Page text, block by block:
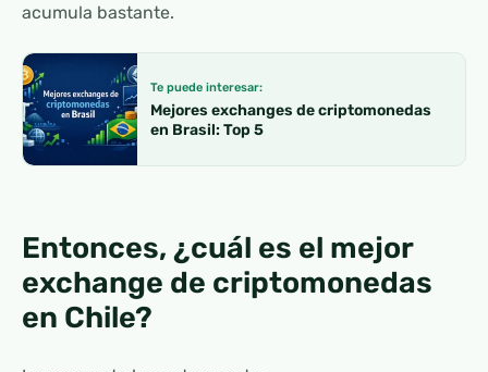
acumula bastante.
Te puede interesar:
Mejores exchanges de criptomonedas
en Brasil: Top 5
Entonces, ¿cuál es el mejor
exchange de criptomonedas
en Chile?